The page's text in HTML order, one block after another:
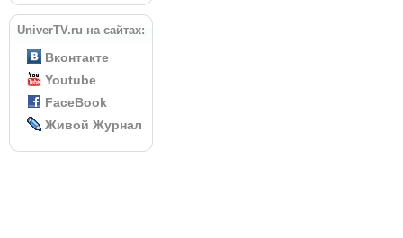
UniverTV.ru на сайтах:
Вконтакте
Youtube
FaceBook
Живой Журнал